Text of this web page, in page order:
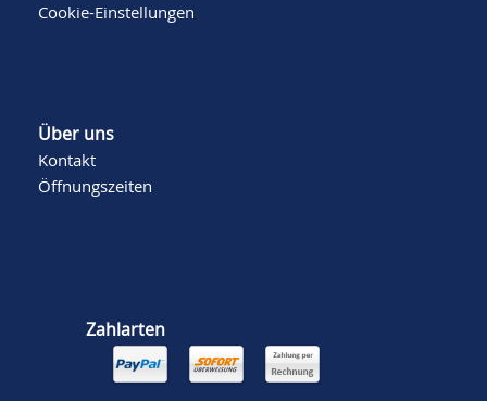
Cookie-Einstellungen
Über uns
Kontakt
Öffnungszeiten
Zahlarten